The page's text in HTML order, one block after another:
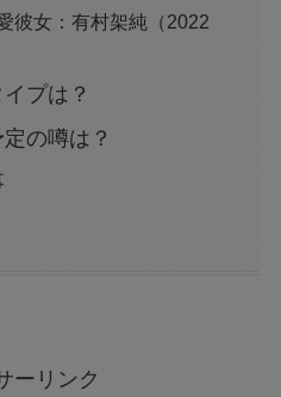
彼女：有村架純（2022
プは？
の噂は？
ーリンク